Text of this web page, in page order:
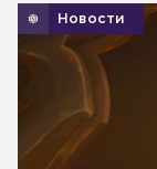
Новости